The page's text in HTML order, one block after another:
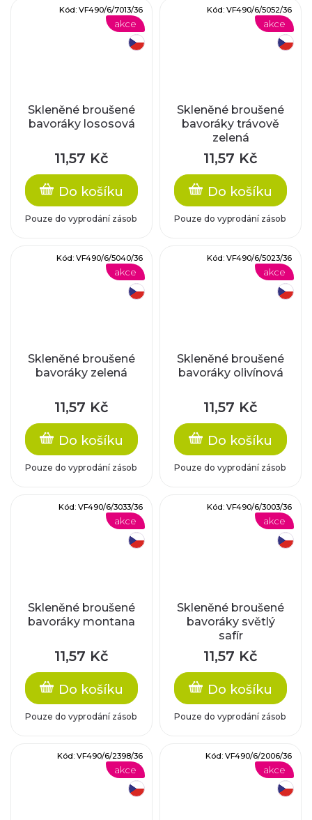
akce
Skleněné broušené
bavoráky lososová
11,57 Kč
Do košíku
Pouze do vyprodání zásob
Kód: VF490/6/7013/36
akce
Skleněné broušené
bavoráky trávově
zelená
11,57 Kč
Do košíku
Pouze do vyprodání zásob
Kód: VF490/6/5052/36
akce
Skleněné broušené
bavoráky zelená
11,57 Kč
Do košíku
Pouze do vyprodání zásob
Kód: VF490/6/5040/36
akce
Skleněné broušené
bavoráky olivínová
11,57 Kč
Do košíku
Pouze do vyprodání zásob
Kód: VF490/6/5023/36
akce
Skleněné broušené
bavoráky montana
11,57 Kč
Do košíku
Pouze do vyprodání zásob
Kód: VF490/6/3033/36
akce
Skleněné broušené
bavoráky světlý
safír
11,57 Kč
Do košíku
Pouze do vyprodání zásob
Kód: VF490/6/3003/36
akce
Kód: VF490/6/2398/36
akce
Kód: VF490/6/2006/36